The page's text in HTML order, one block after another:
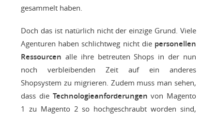
gesammelt haben.
Doch das ist natürlich nicht der einzige Grund. Viele
Agenturen haben schlichtweg nicht die personellen
Ressourcen alle ihre betreuten Shops in der nun
noch verbleibenden Zeit auf ein anderes
Shopsystem zu migrieren. Zudem muss man sehen,
dass die Technologieanforderungen von Magento
1 zu Magento 2 so hochgeschraubt worden sind,